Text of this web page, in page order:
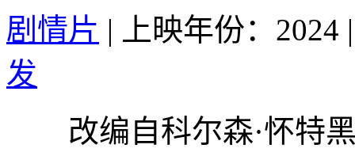
剧情片 | 上映年份：2024 |
发
改编自科尔森·怀特黑